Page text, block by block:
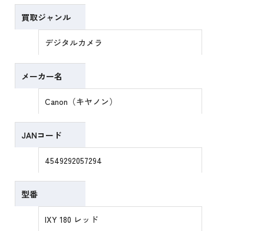
買取ジャンル
デジタルカメラ
メーカー名
Canon（キヤノン）
JANコード
4549292057294
型番
IXY 180 レッド